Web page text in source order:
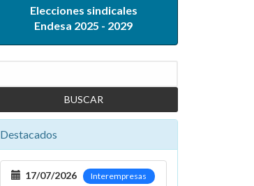
Elecciones sindicales
Endesa 2025 - 2029
Destacados
Interempresas
17/07/2026